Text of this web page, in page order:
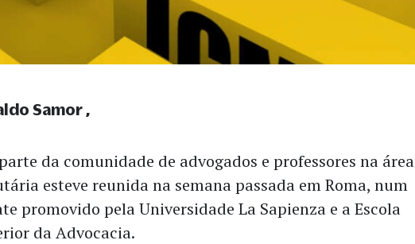
da comunidade de advogados e professores na área
esteve reunida na semana passada em Roma, num
promovido pela Universidade La Sapienza e a Escola
da Advocacia.
Samor